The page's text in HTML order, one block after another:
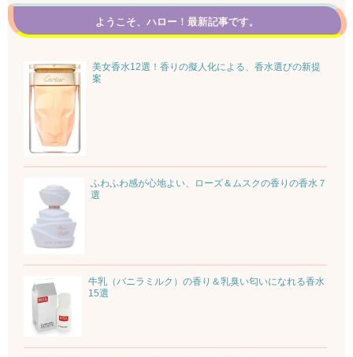
ようこそ、ハロー！最新記事です。
美女香水12選！香りの擬人化による、香水選びの新提
案
ふわふわ感が心地よい、ローズ＆ムスクの香りの香水７
選
牛乳（バニラミルク）の香り＆乳臭い匂いになれる香水
15選